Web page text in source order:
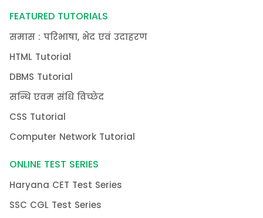
FEATURED TUTORIALS
समास : परिभाषा, भेद एवं उदाहरण
HTML Tutorial
DBMS Tutorial
सन्धि एवम संधि विच्छेद
CSS Tutorial
Computer Network Tutorial
ONLINE TEST SERIES
Haryana CET Test Series
SSC CGL Test Series